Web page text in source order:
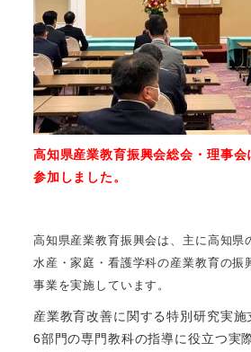
高知県産業教育振興会総会・理事
参加しました。
高知県産業教育振興会は、主に高知県
水産・家庭・看護学科の産業教育の振
事業を実施しています。
産業教育改善に関する特別研究実施
6部門の専門教科の指導に役立つ実